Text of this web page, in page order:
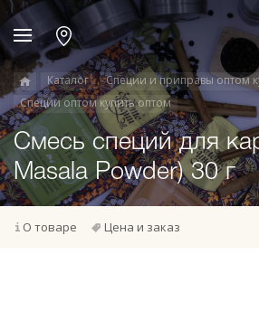
Каталог
Специи и приправы оптом
Специи оптом купить оптом
Смесь специй для
Masala Powder) 30 г
О товаре Цена и заказ